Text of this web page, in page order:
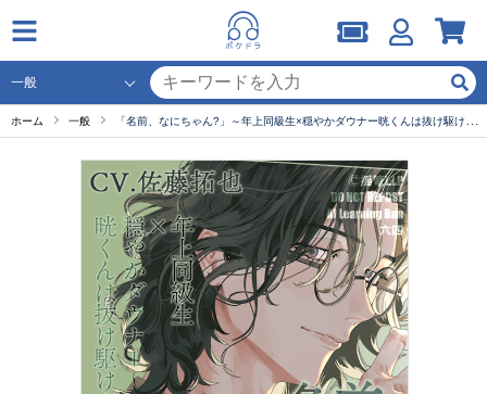
ホーム 一般 「名前、なにちゃん?」～年上同級生×穏やかダウナー晄くんは抜け駆ける～【出演声優：佐藤拓也】